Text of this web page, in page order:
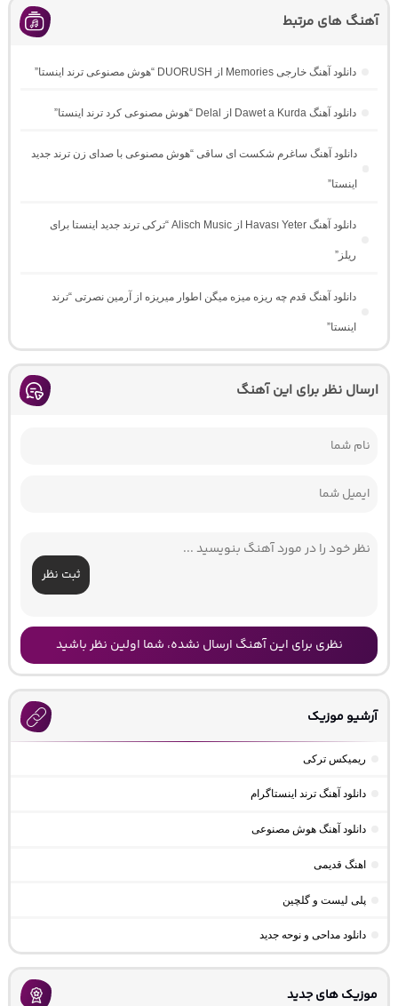
آهنگ های مرتبط
دانلود آهنگ خارجی Memories از DUORUSH “هوش مصنوعی ترند اینستا”
دانلود آهنگ Dawet a Kurda از Delal “هوش مصنوعی کرد ترند اینستا”
دانلود آهنگ ساغرم شکست ای ساقی “هوش مصنوعی با صدای زن ترند جدید
اینستا”
دانلود آهنگ Havası Yeter از Alisch Music “ترکی ترند جدید اینستا برای
ریلز”
دانلود آهنگ ﻗﺪم ﭼﻪ رﻳﺰه ﻣﻴﺰه ﻣﻴﮕﻦ اﻃﻮار ﻣﻴﺮﻳﺰه از آرمین نصرتی “ترند
اینستا”
ارسال نظر برای این آهنگ
ثبت نظر
نظری برای این آهنگ ارسال نشده، شما اولین نظر باشید
آرشیو موزیک
ریمیکس ترکی
دانلود آهنگ ترند اینستاگرام
دانلود آهنگ هوش مصنوعی
اهنگ قدیمی
پلی لیست و گلچین
دانلود مداحی و نوحه جدید
موزیک های جدید